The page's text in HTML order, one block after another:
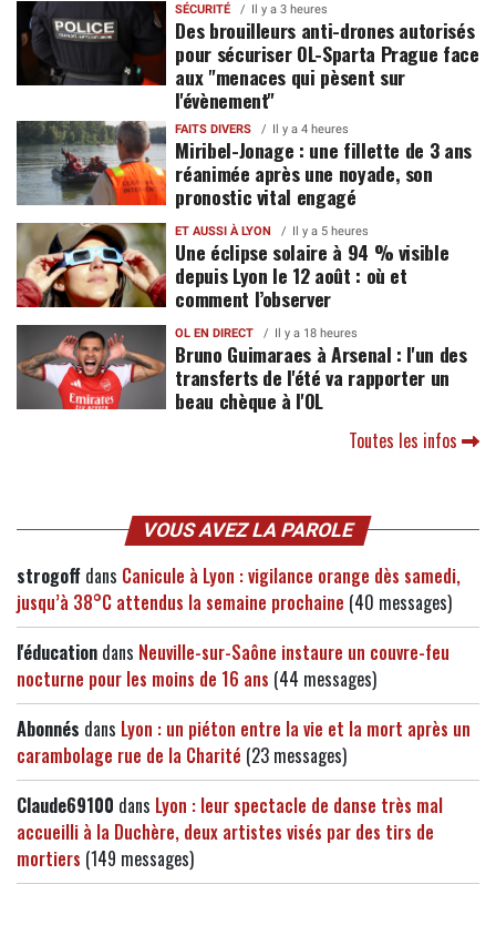
SÉCURITÉ Il y a 3 heures
Des brouilleurs anti-drones autorisés
pour sécuriser OL-Sparta Prague face
aux "menaces qui pèsent sur
l'évènement"
FAITS DIVERS Il y a 4 heures
Miribel-Jonage : une fillette de 3 ans
réanimée après une noyade, son
pronostic vital engagé
ET AUSSI À LYON Il y a 5 heures
Une éclipse solaire à 94 % visible
depuis Lyon le 12 août : où et
comment l’observer
OL EN DIRECT Il y a 18 heures
Bruno Guimaraes à Arsenal : l'un des
transferts de l'été va rapporter un
beau chèque à l'OL
Toutes les infos
VOUS AVEZ LA PAROLE
strogoff dans Canicule à Lyon : vigilance orange dès samedi,
jusqu’à 38°C attendus la semaine prochaine (40 messages)
l'éducation dans Neuville-sur-Saône instaure un couvre-feu
nocturne pour les moins de 16 ans (44 messages)
Abonnés dans Lyon : un piéton entre la vie et la mort après un
carambolage rue de la Charité (23 messages)
Claude69100 dans Lyon : leur spectacle de danse très mal
accueilli à la Duchère, deux artistes visés par des tirs de
mortiers (149 messages)